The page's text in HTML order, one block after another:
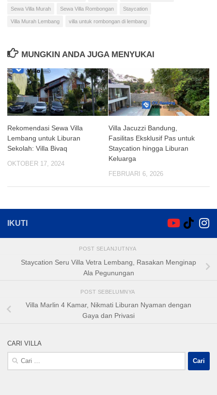
Sewa Villa Murah Sewa Villa Rombongan Staycation
Villa Murah Lembang villa untuk rombongan di lembang
MUNGKIN ANDA JUGA MENYUKAI
Rekomendasi Sewa Villa
Lembang untuk Liburan
Sekolah: Villa Bivaq
OKTOBER 17, 2024
Villa Jacuzzi Bandung,
Fasilitas Eksklusif Pas untuk
Staycation hingga Liburan
Keluarga
FEBRUARI 6, 2026
IKUTI
POST SELANJUTNYA
Staycation Seru Villa Vetra Lembang, Rasakan Menginap
Ala Pegunungan
POST SEBELUMNYA
Villa Marlin 4 Kamar, Nikmati Liburan Nyaman dengan
Gaya dan Privasi
CARI VILLA
Cari